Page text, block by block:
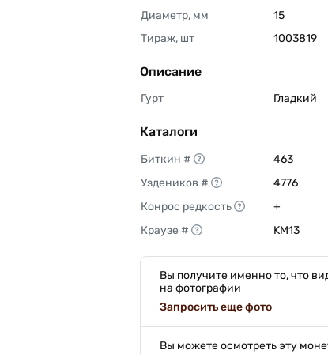
Диаметр, мм
15
Тираж, шт
1003819
Описание
Гурт Гладкий
Каталоги
Биткин #
463
Уздеников #
4776
Конрос редкость
+
Краузе #
KM13
Вы получите именно то, что
на фотографии
Запросить еще фото
Вы можете осмотреть эту